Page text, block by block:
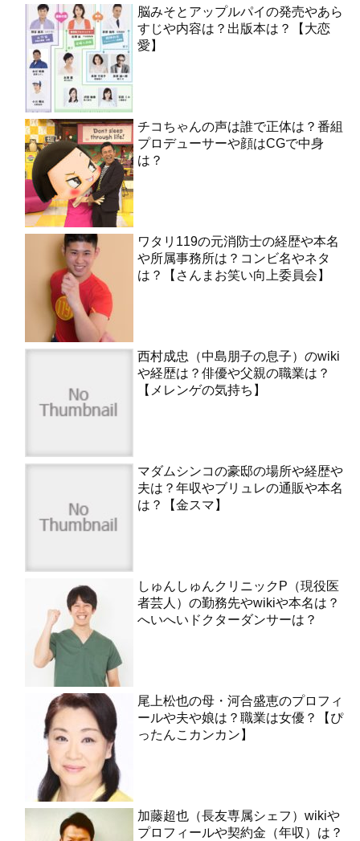
脳みそとアップルパイの発売やあら
すじや内容は？出版本は？【大恋
愛】
チコちゃんの声は誰で正体は？番組
プロデューサーや顔はCGで中身
は？
ワタリ119の元消防士の経歴や本名
や所属事務所は？コンビ名やネタ
は？【さんまお笑い向上委員会】
西村成忠（中島朋子の息子）のwiki
や経歴は？俳優や父親の職業は？
【メレンゲの気持ち】
マダムシンコの豪邸の場所や経歴や
夫は？年収やブリュレの通販や本名
は？【金スマ】
しゅんしゅんクリニックP（現役医
者芸人）の勤務先やwikiや本名は？
へいへいドクターダンサーは？
尾上松也の母・河合盛恵のプロフィ
ールや夫や娘は？職業は女優？【ぴ
ったんこカンカン】
加藤超也（長友専属シェフ）wikiや
プロフィールや契約金（年収）は？